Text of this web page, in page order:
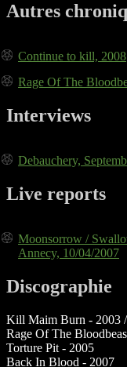
Autres
Continue to kill, 2008
Rage Of The
Interviews
Debauchery,
Live reports
Moonsorrow /
Annecy, 10/04/2007
Discographie
Kill Maim Burn - 2003 /
Rage Of The
Torture Pit - 2005
Back In Blood - 2007